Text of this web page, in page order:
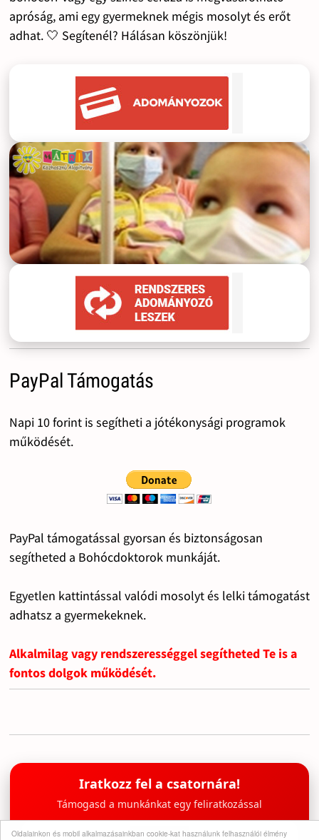
Oldalainkon és mobil alkalmazásainkban cookie-kat használunk felhasználói élmény
apróság, ami egy gyermeknek mégis mosolyt és erőt
adhat. 🤍 Segítenél? Hálásan köszönjük!
PayPal Támogatás
Napi 10 forint is segítheti a jótékonysági programok
működését.
PayPal támogatással gyorsan és biztonságosan
segítheted a Bohócdoktorok munkáját.
Egyetlen kattintással valódi mosolyt és lelki támogatást
adhatsz a gyermekeknek.
Alkalmilag vagy rendszerességgel segítheted Te is a
fontos dolgok működését.
Iratkozz fel a csatornára!
Támogasd a munkánkat egy feliratkozással